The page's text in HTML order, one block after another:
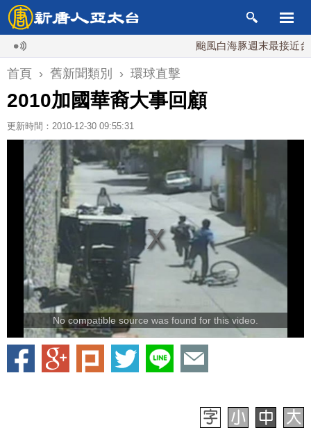
颱風白海豚週末最接近台灣
首頁 › 舊新聞類別 › 環球直擊
2010加國華裔大事回顧
更新時間：2010-12-30 09:55:31
No compatible source was found for this video.